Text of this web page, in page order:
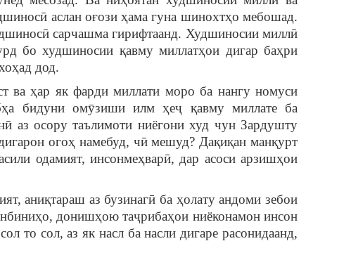
аслан оғози ҳама гуна шинохтҳо мебошад.
сарчашма гирифтаанд. Худшиносии миллӣ
бо худшиносии қавму миллатҳои дигар баҳри
дод.
ва ҳар як фарди миллати моро ба нангу номуси
бидуни омӯзиши илм ҳеҷ қавму миллате ба
аз осору таълимоти ниёгони худ чун Зардушту
огоҳ намебуд, чӣ мешуд? Дақиқан манқурт
одамият, инсонмеҳварӣ, дар асоси арзишҳои
аниқтараш аз бузинагӣ ба ҳолату андоми зебои
донишҳою таҷрибаҳои ниёконамон инсон
то сол, аз як насл ба насли дигаре расонидаанд,